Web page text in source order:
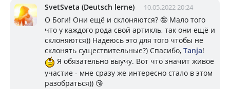
SvetSveta (Deutsch lerne) 10.05.2022 20:24
О Боги! Они ещё и склоняются? 🤪 Мало того
что у каждого рода свой артикль, так они ещё и
склоняются)) Надеюсь это для того чтобы не
склонять существительные?) Спасибо, Tanja!
Я обязательно выучу. Вот что значит живое
участие - мне сразу же интересно стало в этом
разобраться)) 😘